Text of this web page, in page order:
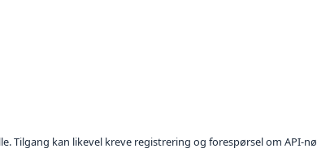
Tilgang kan likevel kreve registrering og forespørsel om API-